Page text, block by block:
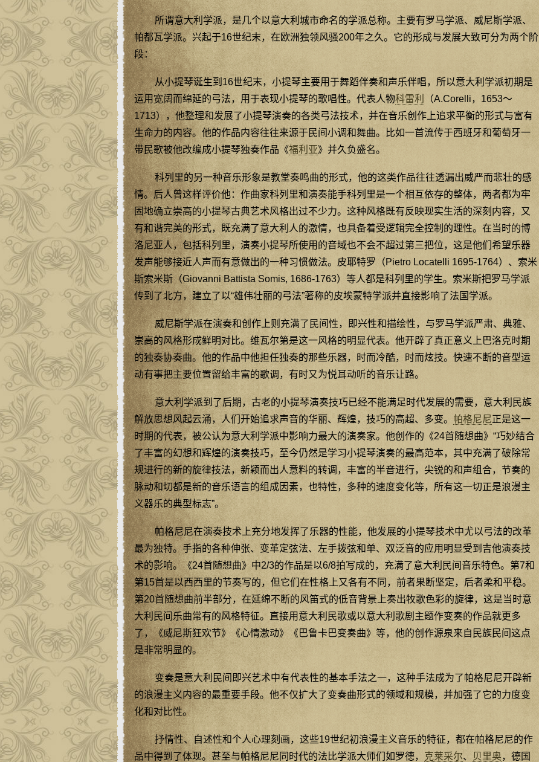
所谓意大利学派，是几个以意大利城市命名的学派总称。主要有罗马学派、威尼斯学派、
帕都瓦学派。兴起于16世纪末，在欧洲独领风骚200年之久。它的形成与发展大致可分为两个阶
段：
从小提琴诞生到16世纪末，小提琴主要用于舞蹈伴奏和声乐伴唱，所以意大利学派初期是
运用宽阔而绵延的弓法，用于表现小提琴的歌唱性。代表人物科雷利
（A.Corelli，1653～
1713），他整理和发展了小提琴演奏的各类弓法技术，并在音乐创作上追求平衡的形式与富有
生命力的内容。他的作品内容往往来源于民间小调和舞曲。比如一首流传于西班牙和葡萄牙一
带民歌被他改编成小提琴独奏作品《福利亚》并久负盛名。
科列里的另一种音乐形象是教堂奏鸣曲的形式，他的这类作品往往透漏出威严而悲壮的感
情。后人曾这样评价他：作曲家科列里和演奏能手科列里是一个相互依存的整体，两者都为牢
固地确立崇高的小提琴古典艺术风格出过不少力。这种风格既有反映现实生活的深刻内容，又
有和谐完美的形式，既充满了意大利人的激情，也具备着受逻辑完全控制的理性。在当时的博
洛尼亚人，包括科列里，演奏小提琴所使用的音域也不会不超过第三把位，这是他们希望乐器
发声能够接近人声而有意做出的一种习惯做法。皮耶特罗（Pietro Locatelli 1695-1764）、索米
斯索米斯（Giovanni Battista Somis, 1686-1763）等人都是科列里的学生。索米斯把罗马学派
传到了北方，建立了以“雄伟壮丽的弓法”著称的皮埃蒙特学派并直接影响了法国学派。
威尼斯学派在演奏和创作上则充满了民间性，即兴性和描绘性，与罗马学派严肃、典雅、
崇高的风格形成鲜明对比。维瓦尔第是这一风格的明显代表。他开辟了真正意义上巴洛克时期
的独奏协奏曲。他的作品中他担任独奏的那些乐器，时而冷酷，时而炫技。快速不断的音型运
动有事把主要位置留给丰富的歌调，有时又为悦耳动听的音乐让路。
意大利学派到了后期，古老的小提琴演奏技巧已经不能满足时代发展的需要，意大利民族
解放思想风起云涌，人们开始追求声音的华丽、辉煌，技巧的高超、多变。 帕格尼尼正是这一
时期的代表，被公认为意大利学派中影响力最大的演奏家。他创作的《24首随想曲》“巧妙结合
了丰富的幻想和辉煌的演奏技巧，至今仍然是学习小提琴演奏的最高范本，其中充满了破除常
规进行的新的旋律技法，新颖而出人意料的转调，丰富的半音进行，尖锐的和声组合，节奏的
脉动和切都是新的音乐语言的组成因素，也特性，多种的速度变化等，所有这一切正是浪漫主
义器乐的典型标志”。
帕格尼尼在演奏技术上充分地发挥了乐器的性能，他发展的小提琴技术中尤以弓法的改革
最为独特。手指的各种伸张、变革定弦法、左手拨弦和单、双泛音的应用明显受到吉他演奏技
术的影响。《24首随想曲》中2/3的作品是以6/8拍写成的，充满了意大利民间音乐特色。第7和
第15首是以西西里的节奏写的，但它们在性格上又各有不同，前者果断坚定，后者柔和平稳。
第20首随想曲前半部分，在延绵不断的风笛式的低音背景上奏出牧歌色彩的旋律，这是当时意
大利民间乐曲常有的风格特征。直接用意大利民歌或以意大利歌剧主题作变奏的作品就更多
了，《威尼斯狂欢节》《心情激动》《巴鲁卡巴变奏曲》等，他的创作源泉来自民族民间这点
是非常明显的。
变奏是意大利民间即兴艺术中有代表性的基本手法之一，这种手法成为了帕格尼尼开辟新
的浪漫主义内容的最重要手段。他不仅扩大了变奏曲形式的领域和规模，并加强了它的力度变
化和对比性。
抒情性、自述性和个人心理刻画，这些19世纪初浪漫主义音乐的特征，都在帕格尼尼的作
品中得到了体现。甚至与帕格尼尼同时代的法比学派大师们如罗德， 克莱采尔、 贝里奥，德国